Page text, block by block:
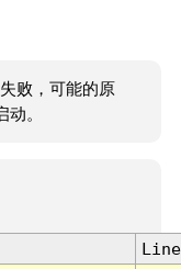
败，可能的原
。
Line